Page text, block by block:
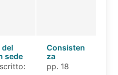
del
sede
Consisten
za
pp. 18